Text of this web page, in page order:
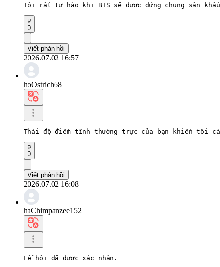
Tôi rất tự hào khi BTS sẽ được đứng chung sân
0
Viết phản hồi
2026.07.02 16:57
hoOstrich68
Thái độ điềm tĩnh thường trực của bạn khiến tôi
0
Viết phản hồi
2026.07.02 16:08
haChimpanzee152
Lễ hội đã được xác nhận.